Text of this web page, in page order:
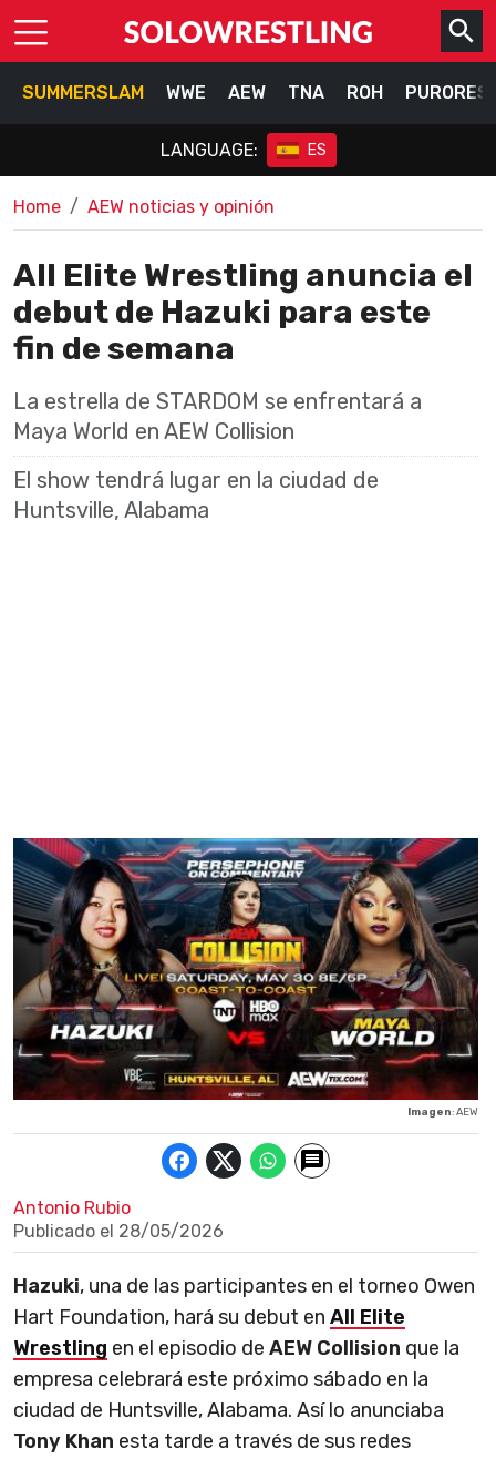
SUMMERSLAM WWE AEW TNA ROH
LANGUAGE: ES
Home AEW noticias y opinión
All Elite Wrestling anuncia el
debut de Hazuki para este
fin de semana
La estrella de STARDOM se enfrentará a
Maya World en AEW Collision
El show tendrá lugar en la ciudad de
Huntsville, Alabama
Imagen: AEW
Antonio Rubio
Publicado el 28/05/2026
Hazuki, una de las participantes en el torneo Owen
Hart Foundation, hará su debut en All Elite
Wrestling en el episodio de AEW Collision que la
empresa celebrará este próximo sábado en la
ciudad de Huntsville, Alabama. Así lo anunciaba
Tony Khan esta tarde a través de sus redes